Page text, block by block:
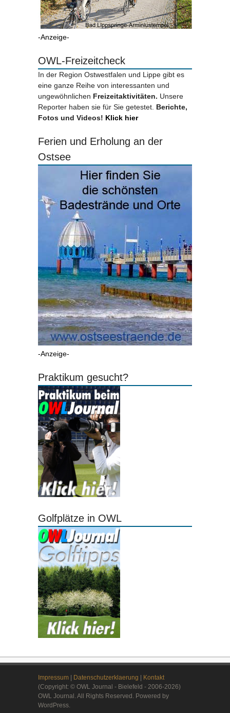
-Anzeige-
OWL-Freizeitcheck
In der Region Ostwestfalen und Lippe gibt es
eine ganze Reihe von interessanten und
ungewöhnlichen Freizeitaktivitäten. Unsere
Reporter haben sie für Sie getestet. Berichte,
Fotos und Videos! Klick hier
Ferien und Erholung an der
Ostsee
-Anzeige-
Praktikum gesucht?
Golfplätze in OWL
Impressum Datenschutzerklaerung
Kontakt
(Copyright: © OWL Journal - Bielefeld - 2006-2026)
OWL Journal. All Rights Reserved. Powered by
WordPress.